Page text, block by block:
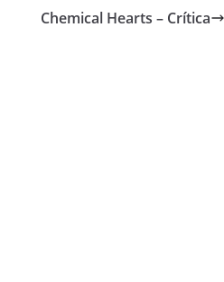
Chemical Hearts – Crítica